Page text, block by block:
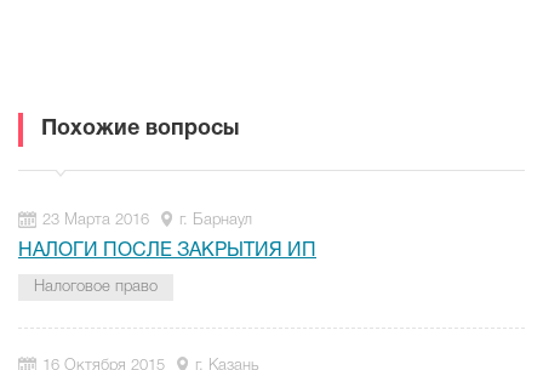
Похожие вопросы
23 Марта 2016 г. Барнаул
НАЛОГИ ПОСЛЕ ЗАКРЫТИЯ ИП
Налоговое право
16 Октября 2015 г. Казань